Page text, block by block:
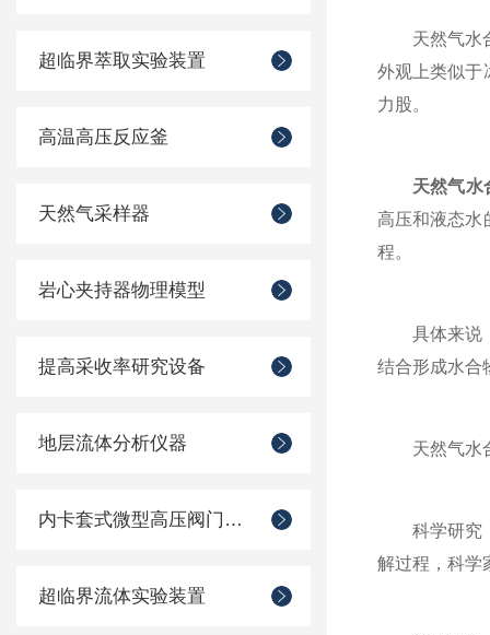
超临界萃取实验装置
高温高压反应釜
天然气采样器
岩心夹持器物理模型
提高采收率研究设备
地层流体分析仪器
内卡套式微型高压阀门管件
超临界流体实验装置
天然气水合
外观上类似于
力股。
天然气水
高压和液态水
程。
具体来说，
结合形成水合
天然气水合
科学研究：
解过程，科学